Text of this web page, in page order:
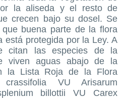
la aliseda y el resto de
crecen bajo su dosel. Se
buena parte de la flora
está protegida por la Ley. A
citan las especies de la
viven aguas abajo de la
la Lista Roja de la Flora
crassifolia VU Arisarum
billottii VU Carex